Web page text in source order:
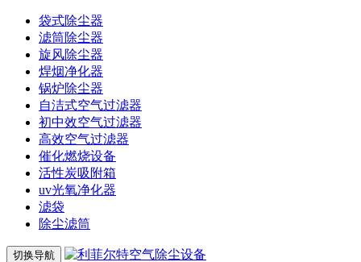
袋式除尘器
滤筒除尘器
旋风除尘器
焊烟净化器
锅炉除尘器
自洁式空气过滤器
初中效空气过滤器
高效空气过滤器
催化燃烧设备
活性炭吸附箱
uv光氧净化器
滤袋
除尘滤筒
切换导航